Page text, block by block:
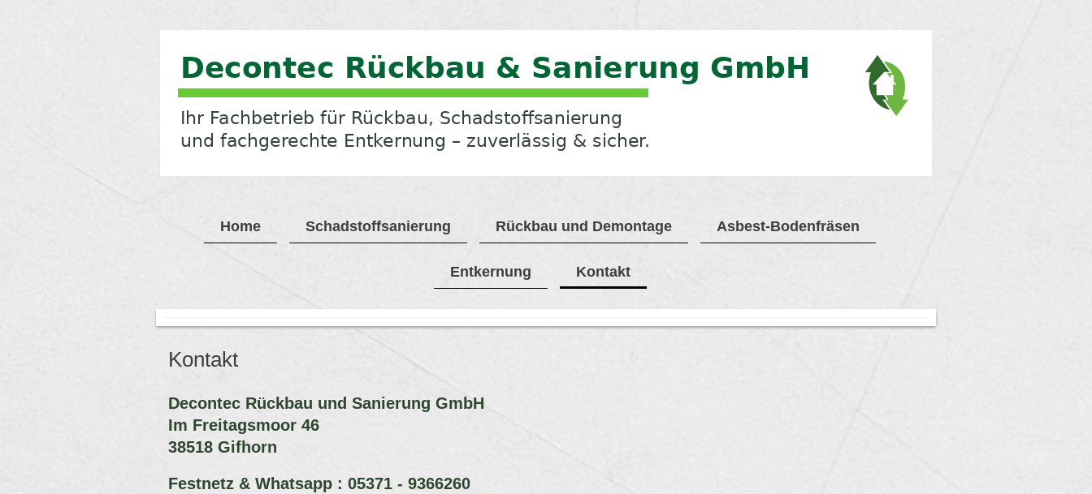
Home Schadstoffsanierung Rückbau und Demontage Asbest-Bodenfräsen
Entkernung Kontakt
Kontakt
Decontec Rückbau und Sanierung GmbH
Im Freitagsmoor 46
38518 Gifhorn
Festnetz & Whatsapp : 05371 - 9366260